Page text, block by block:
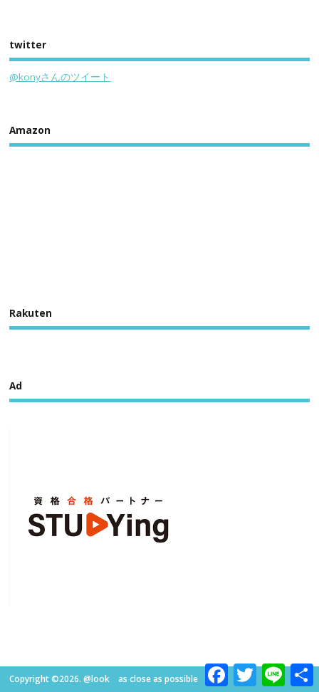
twitter
@konyさんのツイート
Amazon
Rakuten
Ad
Copyright ©2026. @look as close as possible
Facebook
TwitterLine